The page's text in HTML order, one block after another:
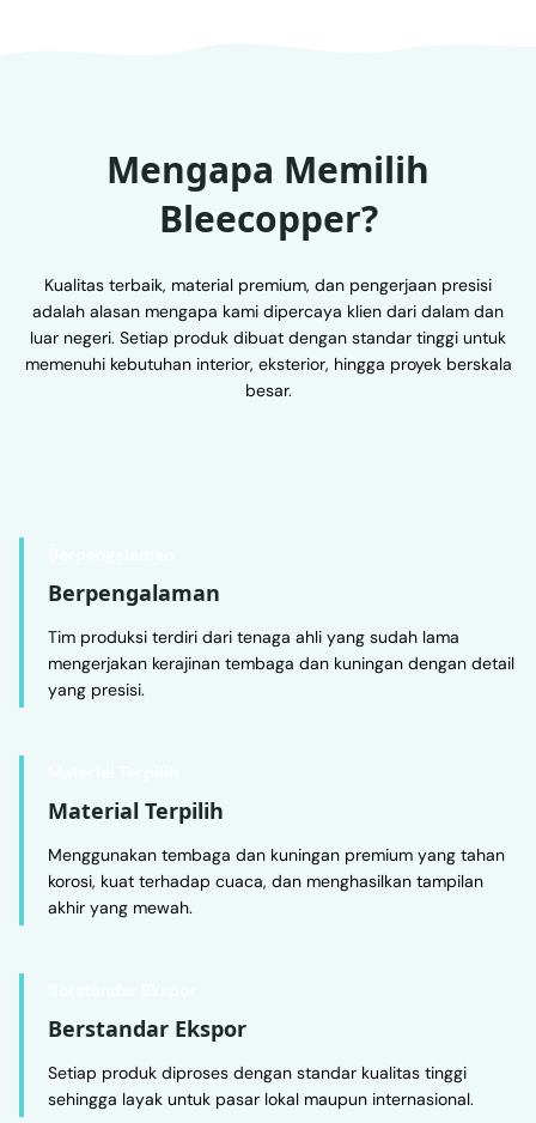
Mengapa Memilih
Bleecopper?
Kualitas terbaik, material premium, dan pengerjaan presisi
adalah alasan mengapa kami dipercaya klien dari dalam dan
luar negeri. Setiap produk dibuat dengan standar tinggi untuk
memenuhi kebutuhan interior, eksterior, hingga proyek berskala
besar.
Berpengalaman
Tim produksi terdiri dari tenaga ahli yang sudah lama
mengerjakan kerajinan tembaga dan kuningan dengan detail
yang presisi.
Material Terpilih
Menggunakan tembaga dan kuningan premium yang tahan
korosi, kuat terhadap cuaca, dan menghasilkan tampilan
akhir yang mewah.
Berstandar Ekspor
Setiap produk diproses dengan standar kualitas tinggi
sehingga layak untuk pasar lokal maupun internasional.